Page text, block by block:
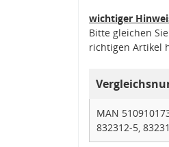
wichtiger
Bitte gleichen
richtigen Artikel
MAN
832312-5,